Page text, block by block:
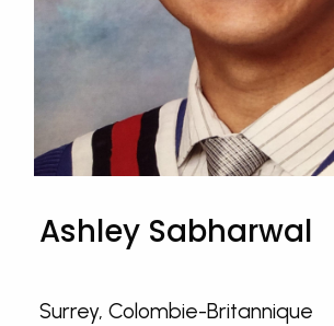
Ashley Sabharwal
Surrey, Colombie-Britannique